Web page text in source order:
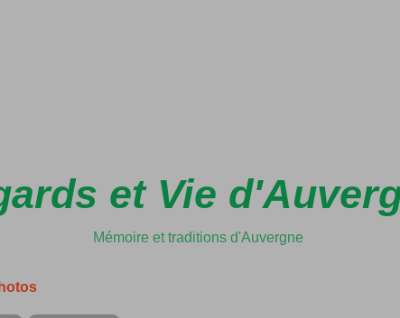
et Vie
Mémoire et traditions d'Auvergne